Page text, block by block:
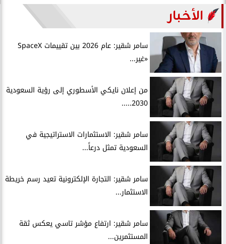
الأخبار
سامر شقير: عام 2026 بين تقييمات SpaceX
«غير...
من إعلان نايكي الأسطوري إلى رؤية السعودية
2030.....
سامر شقير: الاستثمارات الاستراتيجية في
السعودية تمثل درعاً...
سامر شقير: التجارة الإلكترونية تعيد رسم خريطة
الاستثمار...
سامر شقير: ارتفاع مؤشر تاسي يعكس ثقة
المستثمرين...